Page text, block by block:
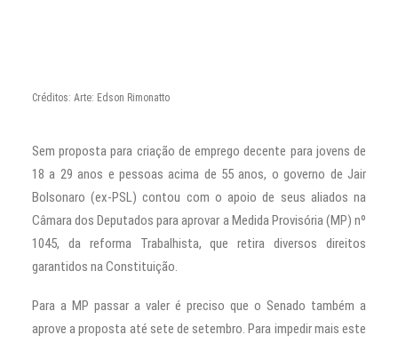
Créditos: Arte: Edson Rimonatto
Sem proposta para criação de emprego decente para jovens de
18 a 29 anos e pessoas acima de 55 anos, o governo de Jair
Bolsonaro (ex-PSL) contou com o apoio de seus aliados na
Câmara dos Deputados para aprovar a Medida Provisória (MP) nº
1045, da reforma Trabalhista, que retira diversos direitos
garantidos na Constituição.
Para a MP passar a valer é preciso que o Senado também a
aprove a proposta até sete de setembro. Para impedir mais este